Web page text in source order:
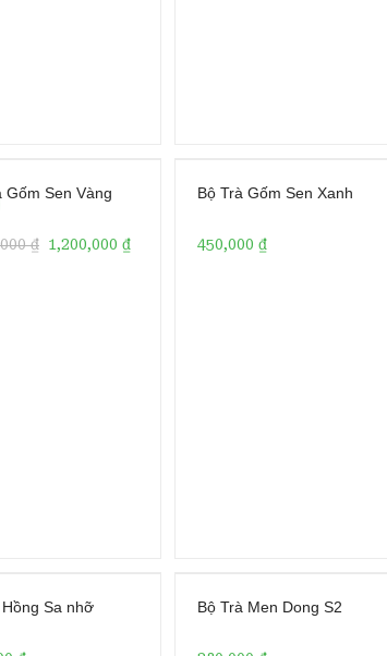
Gốm Sen Vàng
₫ 1,200,000 ₫
Bộ Trà Gốm Sen Xanh
450,000 ₫
Sa nhỡ Bộ Trà Men Dong S2